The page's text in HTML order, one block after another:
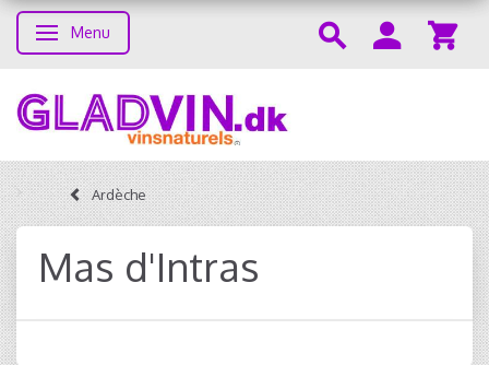
Toggle navigation
Menu
Ardèche
Mas d'Intras